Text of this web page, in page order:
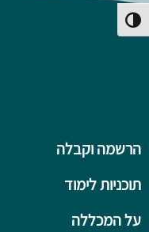
הפעל/כבה ניגודיות גבוהה
על המכללה
תוכניות לימוד
הרשמה וקבלה